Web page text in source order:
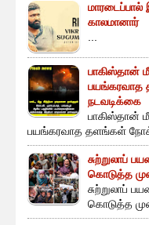
மாரடைப்பால்
காலமானார்
...
பாகிஸ்தான்
பயங்கரவாத
நடவடிக்கை
பாகிஸ்தான்
பயங்கரவாத தளங்கள்
சுற்றுலாப்
கொடுத்த
சுற்றுலாப்
கொடுத்த